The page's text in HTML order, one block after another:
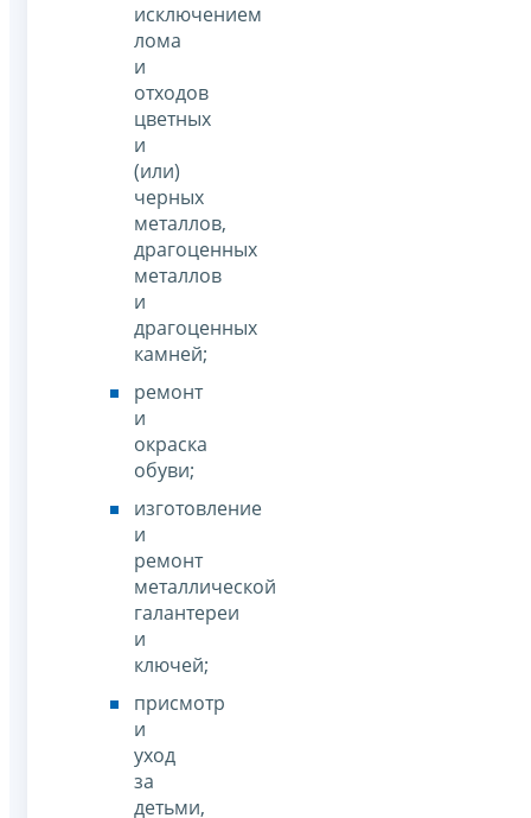
исключением
лома
и
отходов
цветных
и
(или)
черных
металлов,
драгоценных
металлов
и
драгоценных
камней;
ремонт
и
окраска
обуви;
изготовление
и
ремонт
металлической
галантереи
и
ключей;
присмотр
и
уход
за
детьми,